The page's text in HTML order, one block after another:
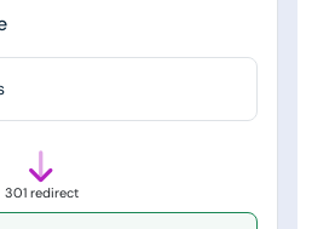
301 redirect